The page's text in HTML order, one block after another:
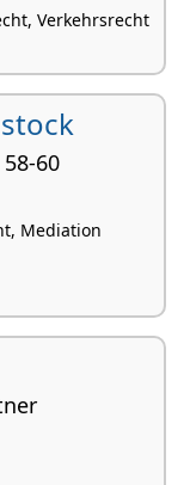
Verkehrsrecht
60
Mediation